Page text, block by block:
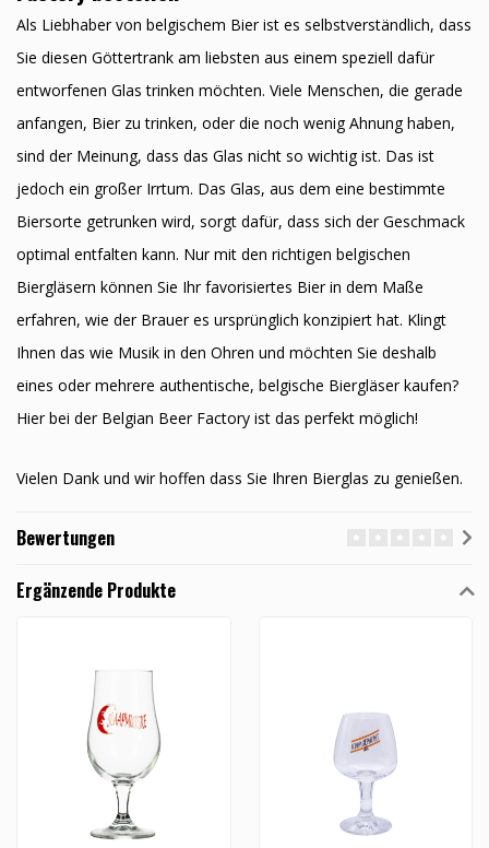
Als Liebhaber von belgischem Bier ist es selbstverständlich, dass
Sie diesen Göttertrank am liebsten aus einem speziell dafür
entworfenen Glas trinken möchten. Viele Menschen, die gerade
anfangen, Bier zu trinken, oder die noch wenig Ahnung haben,
sind der Meinung, dass das Glas nicht so wichtig ist. Das ist
jedoch ein großer Irrtum. Das Glas, aus dem eine bestimmte
Biersorte getrunken wird, sorgt dafür, dass sich der Geschmack
optimal entfalten kann. Nur mit den richtigen belgischen
Biergläsern können Sie Ihr favorisiertes Bier in dem Maße
erfahren, wie der Brauer es ursprünglich konzipiert hat. Klingt
Ihnen das wie Musik in den Ohren und möchten Sie deshalb
eines oder mehrere authentische, belgische Biergläser kaufen?
Hier bei der Belgian Beer Factory ist das perfekt möglich!
Vielen Dank und wir hoffen dass Sie Ihren Bierglas zu genießen.
Bewertungen
Ergänzende Produkte